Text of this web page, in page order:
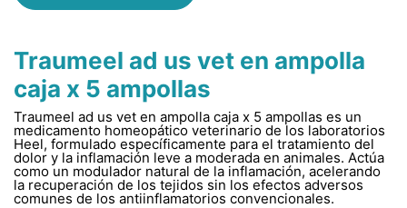
Traumeel ad us vet en ampolla
caja x 5 ampollas
Traumeel ad us vet en ampolla caja x 5 ampollas es un
medicamento homeopático veterinario de los laboratorios
Heel, formulado específicamente para el tratamiento del
dolor y la inflamación leve a moderada en animales. Actúa
como un modulador natural de la inflamación, acelerando
la recuperación de los tejidos sin los efectos adversos
comunes de los antiinflamatorios convencionales.